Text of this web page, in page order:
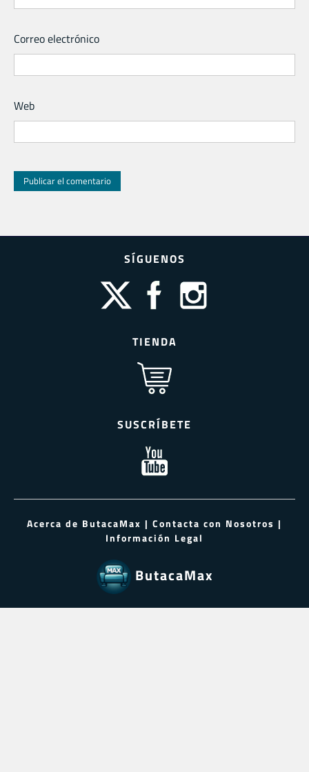
Correo electrónico
Web
SÍGUENOS
TIENDA
SUSCRÍBETE
Acerca de ButacaMax | Contacta con Nosotros |
Información Legal
ButacaMax